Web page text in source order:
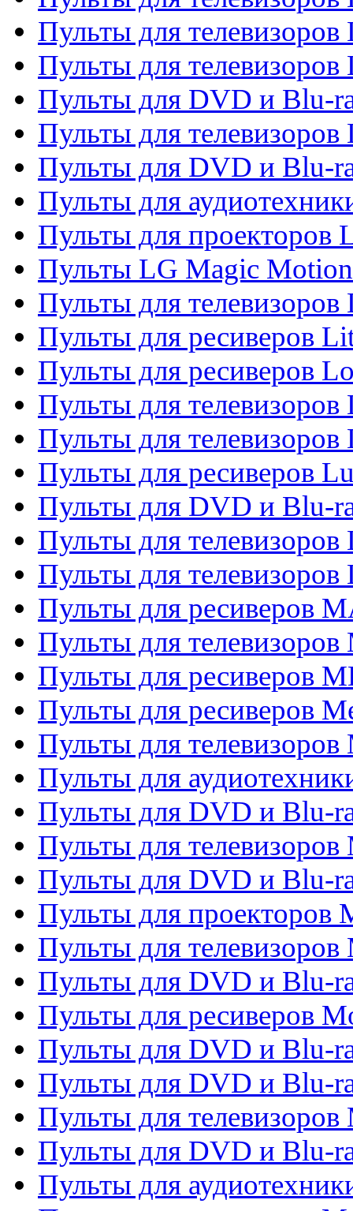
Пульты для телевизоров
Пульты для телевизоров
Пульты для DVD и Blu-
Пульты для телевизоров
Пульты для DVD и Blu-
Пульты для
Пульты для проекторов
Пульты LG Magic Motion
Пульты для
Пульты для ресиверов
Пульты для ресиверов
Пульты для телевизоров
Пульты для
Пульты для ресиверов
Пульты для DVD и Blu-
Пульты для телевизоров
Пульты для телевизоров
Пульты для ресиверов
Пульты для телевизоров
Пульты для ресиверов
Пульты для ресиверов
Пульты для телевизоров
Пульты для
Пульты для DVD и Blu-
Пульты для
Пульты для DVD и Blu-
Пульты для проекторов
Пульты для
Пульты для DVD и Blu-
Пульты для ресиверов
Пульты для DVD и Blu-
Пульты для DVD и Blu-
Пульты для телевизоров
Пульты для DVD и Blu-
Пульты для